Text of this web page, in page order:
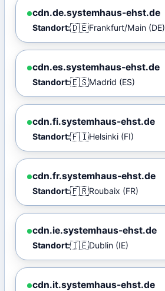
cdn.de.systemhaus-ehst.de
Standort:🇩🇪Frankfurt/Main (DE)
cdn.es.systemhaus-ehst.de
Standort:🇪🇸Madrid (ES)
cdn.fi.systemhaus-ehst.de
Standort:🇫🇮Helsinki (FI)
cdn.fr.systemhaus-ehst.de
Standort:🇫🇷Roubaix (FR)
cdn.ie.systemhaus-ehst.de
Standort:🇮🇪Dublin (IE)
cdn.it.systemhaus-ehst.de